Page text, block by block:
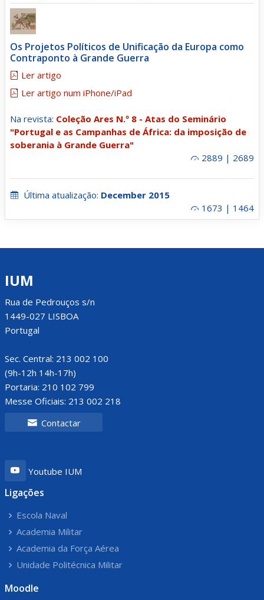
Os Projetos Políticos de Unificação da Europa como
Contraponto à Grande Guerra
Ler artigo
Ler artigo num iPhone/iPad
Na revista: Coleção Ares N.º 8 - Atas do Seminário
"Portugal e as Campanhas de África: da imposição de
soberania à Grande Guerra"
2889 | 2689
Última atualização: December 2015
1673 | 1464
IUM
Rua de Pedrouços s/n
1449-027 LISBOA
Portugal
Sec. Central: 213 002 100
(9h-12h 14h-17h)
Portaria: 210 102 799
Messe Oficiais: 213 002 218
Contactar
Youtube IUM
Ligações
Escola Naval
Academia Militar
Academia da Força Aérea
Unidade Politécnica Militar
Moodle